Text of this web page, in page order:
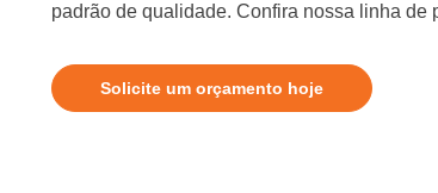
padrão de qualidade. Confira nossa linha de
Solicite um orçamento hoje